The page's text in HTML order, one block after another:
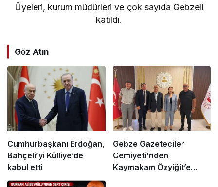
Üyeleri, kurum müdürleri ve çok sayıda Gebzeli
katıldı.
Göz Atın
Cumhurbaşkanı Erdoğan,
Bahçeli’yi Külliye’de
kabul etti
Gebze Gazeteciler
Cemiyeti’nden
Kaymakam Özyiğit’e